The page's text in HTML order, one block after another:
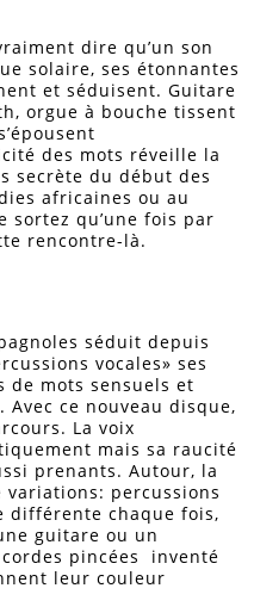
dire qu’un son
solaire, ses étonnantes
et séduisent. Guitare
orgue à bouche tissent
des mots réveille la
secrète du début des
africaines ou au
sortez qu’une fois par
rencontre-là.
séduit depuis
vocales» ses
de mots sensuels et
Avec ce nouveau disque,
La voix
mais sa raucité
prenants. Autour, la
percussions
différente chaque fois,
guitare ou un
pincées inventé
leur couleur